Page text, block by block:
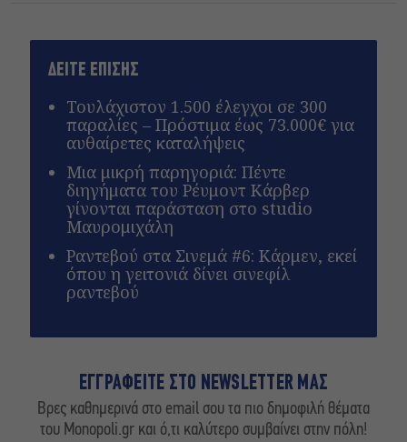
ΔΕΙΤΕ ΕΠΙΣΗΣ
Τουλάχιστον 1.500 έλεγχοι σε 300
παραλίες – Πρόστιμα έως 73.000€ για
αυθαίρετες καταλήψεις
Μια μικρή παρηγοριά: Πέντε
διηγήματα του Ρέυμοντ Κάρβερ
γίνονται παράσταση στο studio
Μαυρομιχάλη
Ραντεβού στα Σινεμά #6: Κάρμεν, εκεί
όπου η γειτονιά δίνει σινεφίλ
ραντεβού
ΕΓΓΡΑΦΕΙΤΕ ΣΤΟ NEWSLETTER ΜΑΣ
Βρες καθημερινά στο email σου τα πιο δημοφιλή θέματα
του Monopoli.gr και ό,τι καλύτερο συμβαίνει στην πόλη!